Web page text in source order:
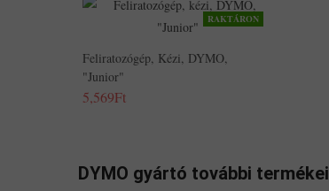
RAKTÁRON
Feliratozógép, Kézi, DYMO,
"Junior"
5,569Ft
DYMO gyártó további termékei